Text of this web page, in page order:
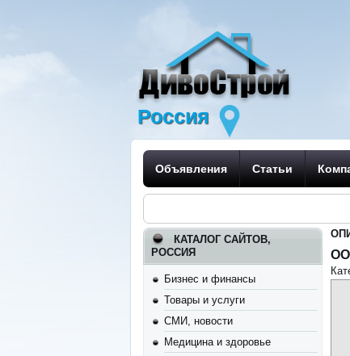
Россия
Объявления Статьи
КАТАЛОГ САЙТОВ,
РОССИЯ
Бизнес и финансы
Товары и услуги
СМИ, новости
Медицина и здоровье